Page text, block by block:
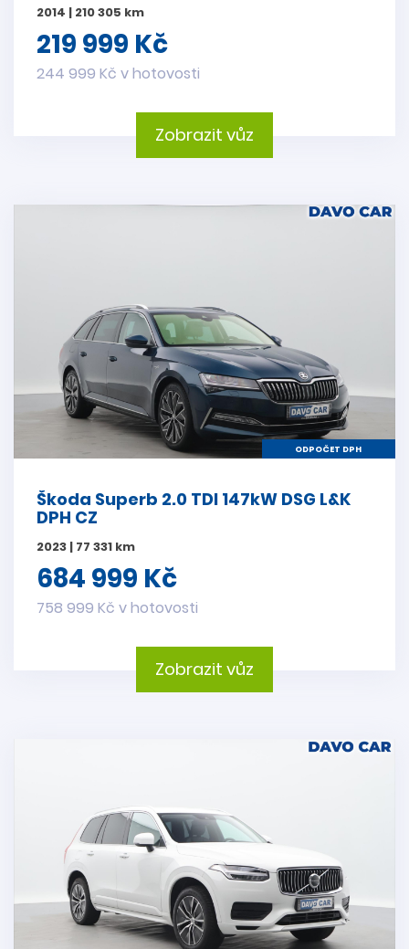
2014 | 210 305 km
219 999 Kč
244 999 Kč v hotovosti
Zobrazit vůz
ODPOČET DPH
Škoda Superb 2.0 TDI 147kW DSG L&K
DPH CZ
2023 | 77 331 km
684 999 Kč
758 999 Kč v hotovosti
Zobrazit vůz